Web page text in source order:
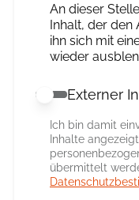
An dieser
Inhalt, der den
ihn sich mit
wieder
Externer Inhalt
Externer
Ich bin damit
Inhalte
übermittelt